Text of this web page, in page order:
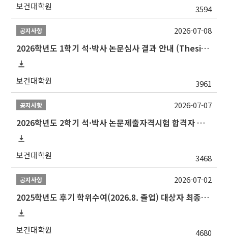
보건대학원 3594
공지사항
2026학년도 1학기 석·박사 논문심사 결과 안내 (Thesis Defense Result)
보건대학원 3961
2026-07-08
공지사항
2026학년도 2학기 석·박사 논문제출자격시험 합격자 공고(TSQ Exam Result)
보건대학원 3468
2026-07-07
공지사항
2025학년도 후기 학위수여(2026.8. 졸업) 대상자 최종인준 논문 제출 안내
보건대학원 4680
2026-07-02